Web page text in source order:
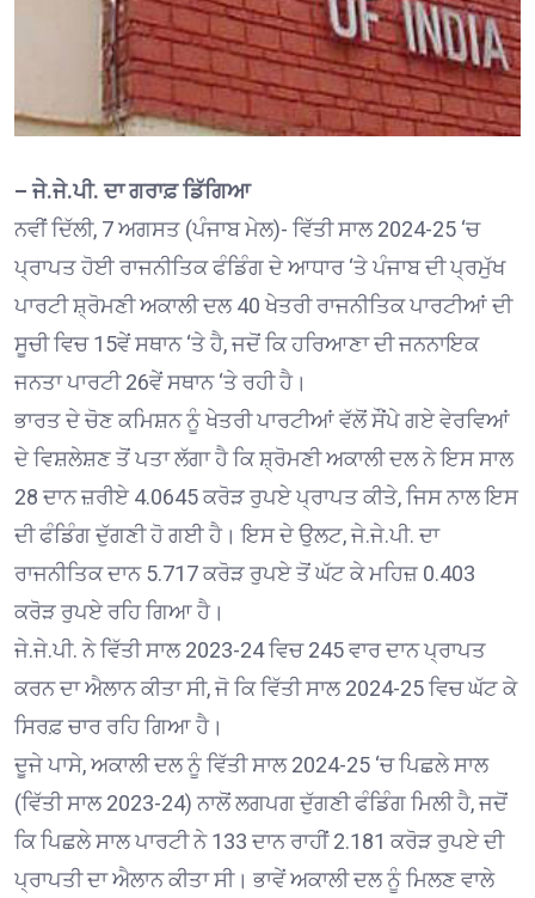
– ਜੇ.ਜੇ.ਪੀ. ਦਾ ਗਰਾਫ਼ ਡਿੱਗਿਆ
ਨਵੀਂ ਦਿੱਲੀ, 7 ਅਗਸਤ (ਪੰਜਾਬ ਮੇਲ)- ਵਿੱਤੀ ਸਾਲ 2024-25 ‘ਚ
ਪ੍ਰਾਪਤ ਹੋਈ ਰਾਜਨੀਤਿਕ ਫੰਡਿੰਗ ਦੇ ਆਧਾਰ ‘ਤੇ ਪੰਜਾਬ ਦੀ ਪ੍ਰਮੁੱਖ
ਪਾਰਟੀ ਸ਼੍ਰੋਮਣੀ ਅਕਾਲੀ ਦਲ 40 ਖੇਤਰੀ ਰਾਜਨੀਤਿਕ ਪਾਰਟੀਆਂ ਦੀ
ਸੂਚੀ ਵਿਚ 15ਵੇਂ ਸਥਾਨ ‘ਤੇ ਹੈ, ਜਦੋਂ ਕਿ ਹਰਿਆਣਾ ਦੀ ਜਨਨਾਇਕ
ਜਨਤਾ ਪਾਰਟੀ 26ਵੇਂ ਸਥਾਨ ‘ਤੇ ਰਹੀ ਹੈ।
ਭਾਰਤ ਦੇ ਚੋਣ ਕਮਿਸ਼ਨ ਨੂੰ ਖੇਤਰੀ ਪਾਰਟੀਆਂ ਵੱਲੋਂ ਸੌਂਪੇ ਗਏ ਵੇਰਵਿਆਂ
ਦੇ ਵਿਸ਼ਲੇਸ਼ਣ ਤੋਂ ਪਤਾ ਲੱਗਾ ਹੈ ਕਿ ਸ਼੍ਰੋਮਣੀ ਅਕਾਲੀ ਦਲ ਨੇ ਇਸ ਸਾਲ
28 ਦਾਨ ਜ਼ਰੀਏ 4.0645 ਕਰੋੜ ਰੁਪਏ ਪ੍ਰਾਪਤ ਕੀਤੇ, ਜਿਸ ਨਾਲ ਇਸ
ਦੀ ਫੰਡਿੰਗ ਦੁੱਗਣੀ ਹੋ ਗਈ ਹੈ। ਇਸ ਦੇ ਉਲਟ, ਜੇ.ਜੇ.ਪੀ. ਦਾ
ਰਾਜਨੀਤਿਕ ਦਾਨ 5.717 ਕਰੋੜ ਰੁਪਏ ਤੋਂ ਘੱਟ ਕੇ ਮਹਿਜ਼ 0.403
ਕਰੋੜ ਰੁਪਏ ਰਹਿ ਗਿਆ ਹੈ।
ਜੇ.ਜੇ.ਪੀ. ਨੇ ਵਿੱਤੀ ਸਾਲ 2023-24 ਵਿਚ 245 ਵਾਰ ਦਾਨ ਪ੍ਰਾਪਤ
ਕਰਨ ਦਾ ਐਲਾਨ ਕੀਤਾ ਸੀ, ਜੋ ਕਿ ਵਿੱਤੀ ਸਾਲ 2024-25 ਵਿਚ ਘੱਟ ਕੇ
ਸਿਰਫ਼ ਚਾਰ ਰਹਿ ਗਿਆ ਹੈ।
ਦੂਜੇ ਪਾਸੇ, ਅਕਾਲੀ ਦਲ ਨੂੰ ਵਿੱਤੀ ਸਾਲ 2024-25 ‘ਚ ਪਿਛਲੇ ਸਾਲ
(ਵਿੱਤੀ ਸਾਲ 2023-24) ਨਾਲੋਂ ਲਗਪਗ ਦੁੱਗਣੀ ਫੰਡਿੰਗ ਮਿਲੀ ਹੈ, ਜਦੋਂ
ਕਿ ਪਿਛਲੇ ਸਾਲ ਪਾਰਟੀ ਨੇ 133 ਦਾਨ ਰਾਹੀਂ 2.181 ਕਰੋੜ ਰੁਪਏ ਦੀ
ਪ੍ਰਾਪਤੀ ਦਾ ਐਲਾਨ ਕੀਤਾ ਸੀ। ਭਾਵੇਂ ਅਕਾਲੀ ਦਲ ਨੂੰ ਮਿਲਣ ਵਾਲੇ